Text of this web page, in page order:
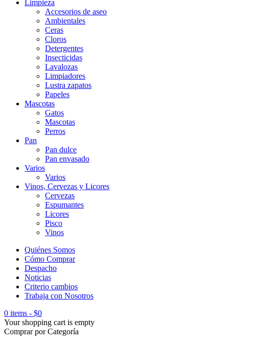
Limpieza
Accesorios de aseo
Ambientales
Ceras
Cloros
Detergentes
Insecticidas
Lavalozas
Limpiadores
Lustra zapatos
Papeles
Mascotas
Gatos
Mascotas
Perros
Pan
Pan dulce
Pan envasado
Varios
Varios
Vinos, Cervezas y Licores
Cervezas
Espumantes
Licores
Pisco
Vinos
Quiénes Somos
Cómo Comprar
Despacho
Noticias
Criterio cambios
Trabaja con Nosotros
0 items - $0
Your shopping cart is empty
Comprar por Categoría